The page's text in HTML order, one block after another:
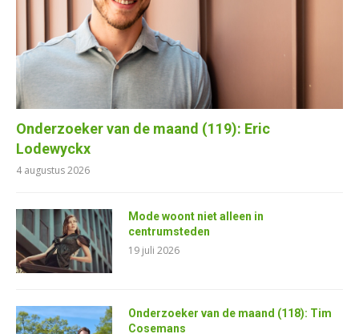
Onderzoeker van de maand (119): Eric
Lodewyckx
4 augustus 2026
Mode woont niet alleen in
centrumsteden
19 juli 2026
Onderzoeker van de maand (118): Tim
Cosemans